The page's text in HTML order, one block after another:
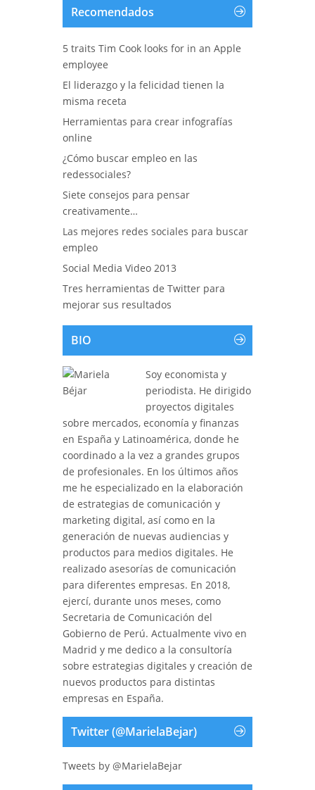
Recomendados
5 traits Tim Cook looks for in an Apple
employee
El liderazgo y la felicidad tienen la
misma receta
Herramientas para crear infografías
online
¿Cómo buscar empleo en las
redessociales?
Siete consejos para pensar
creativamente…
Las mejores redes sociales para buscar
empleo
Social Media Video 2013
Tres herramientas de Twitter para
mejorar sus resultados
BIO
Soy economista y
periodista. He dirigido
proyectos digitales
sobre mercados, economía y finanzas
en España y Latinoamérica, donde he
coordinado a la vez a grandes grupos
de profesionales. En los últimos años
me he especializado en la elaboración
de estrategias de comunicación y
marketing digital, así como en la
generación de nuevas audiencias y
productos para medios digitales. He
realizado asesorías de comunicación
para diferentes empresas. En 2018,
ejercí, durante unos meses, como
Secretaria de Comunicación del
Gobierno de Perú. Actualmente vivo en
Madrid y me dedico a la consultoría
sobre estrategias digitales y creación de
nuevos productos para distintas
empresas en España.
Twitter (@MarielaBejar)
Tweets by @MarielaBejar